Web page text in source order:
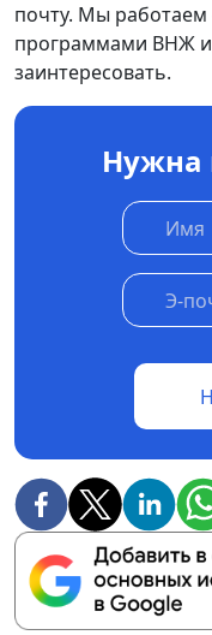
почту. Мы
программами ВНЖ
заинтересовать.
Нужна